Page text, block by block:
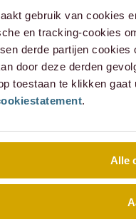
gebruik van cookies
en tracking-cookies
derde partijen
door deze derden
toestaan te klikken
.
Alle